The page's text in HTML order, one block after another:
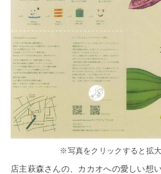
※写真をクリックすると拡大
店主萩森さんの、カカオへの愛しい想